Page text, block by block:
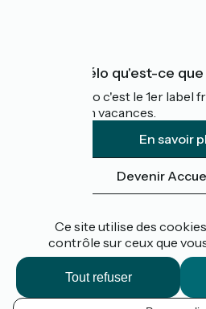
Accueil Vélo qu'est-ce
Accueil Vélo c'est le 1er label
cyclistes en vacances.
En savoir
Devenir
Espace pro / presse
FAQ
Ce site utilise des
contrôle sur ceux que
Tout refuser